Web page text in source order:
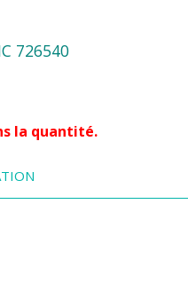
726540
la quantité.